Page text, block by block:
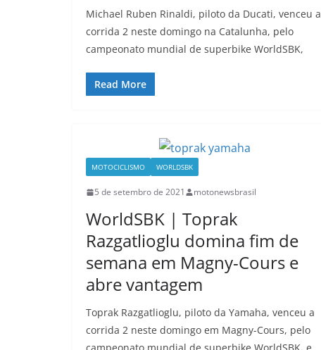
Michael Ruben Rinaldi, piloto da Ducati, venceu a
corrida 2 neste domingo na Catalunha, pelo
campeonato mundial de superbike WorldSBK,
Read More
MOTOCICLISMO WORLDSBK
5 de setembro de 2021 motonewsbrasil
WorldSBK | Toprak
Razgatlioglu domina fim de
semana em Magny-Cours e
abre vantagem
Toprak Razgatlioglu, piloto da Yamaha, venceu a
corrida 2 neste domingo em Magny-Cours, pelo